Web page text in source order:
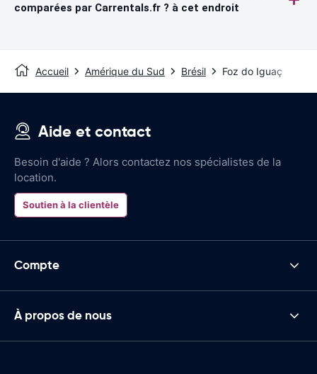
comparées par Carrentals.fr ? à cet endroit
Accueil Amérique du Sud Brésil Foz do Iguaç
Aide et contact
Besoin d'aide ? Alors contactez nos spécialistes de la
location.
Soutien à la clientèle
Compte
À propos de nous